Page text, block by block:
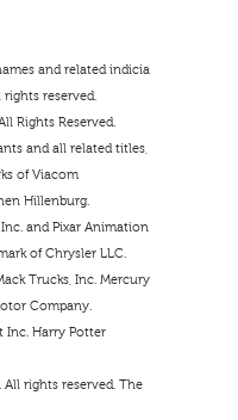
and related indicia
rights reserved.
Rights Reserved.
and all related titles,
of Viacom
Hillenburg.
and Pixar Animation
of Chrysler LLC.
Trucks, Inc. Mercury
Company.
Inc. Harry Potter
rights reserved. The